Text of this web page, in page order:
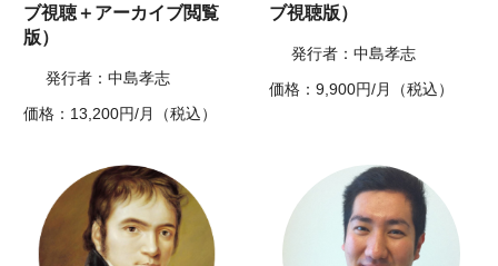
ブ視聴＋アーカイブ閲覧
版）
発行者：中島孝志
価格：13,200円/月（税込）
ブ視聴版）
発行者：中島孝志
価格：9,900円/月（税込）